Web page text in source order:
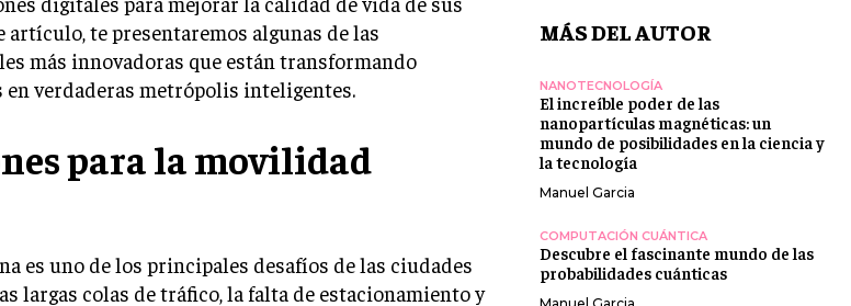
artículo, te presentaremos algunas de las
más innovadoras que están transformando
en verdaderas metrópolis inteligentes.
para la movilidad
es uno de los principales desafíos de las ciudades
largas colas de tráfico, la falta de estacionamiento y
MÁS DEL AUTOR
NANOTECNOLOGÍA
El increíble poder de las
nanopartículas magnéticas: un
mundo de posibilidades en la ciencia y
la tecnología
Manuel Garcia
COMPUTACIÓN CUÁNTICA
Descubre el fascinante mundo de las
probabilidades cuánticas